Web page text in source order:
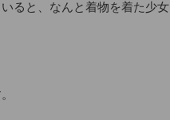
ると、なんと着物を着た少女